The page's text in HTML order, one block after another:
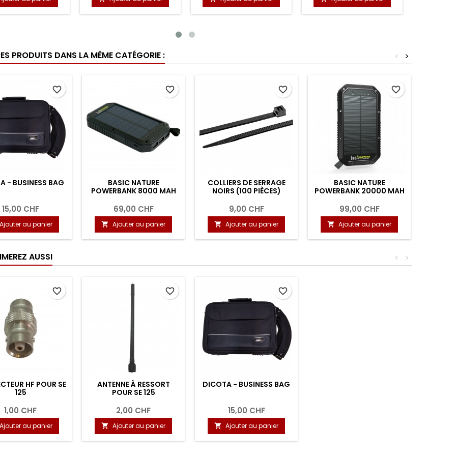
PRODUITS DANS LA MÊME CATÉGORIE : >
<
- BUSINESS BAG
15,00 CHF
Ajouter au panier
favorite_border
BASIC NATURE
POWERBANK 8000 MAH
69,00 CHF
 Ajouter au panier
favorite_border
COLLIERS DE SERRAGE
NOIRS (100 PIÈCES)
9,00 CHF
 Ajouter au panier
favorite_border
BASIC NATURE
POWERBANK 20000 MAH
99,00 CHF
 Ajouter au panier
favorite_border
AUSSI >
<
HF POUR SE
125
1,00 CHF
Ajouter au panier
favorite_border
ANTENNE À RESSORT
POUR SE 125
2,00 CHF
 Ajouter au panier
favorite_border
DICOTA - BUSINESS BAG
15,00 CHF
 Ajouter au panier
favorite_border